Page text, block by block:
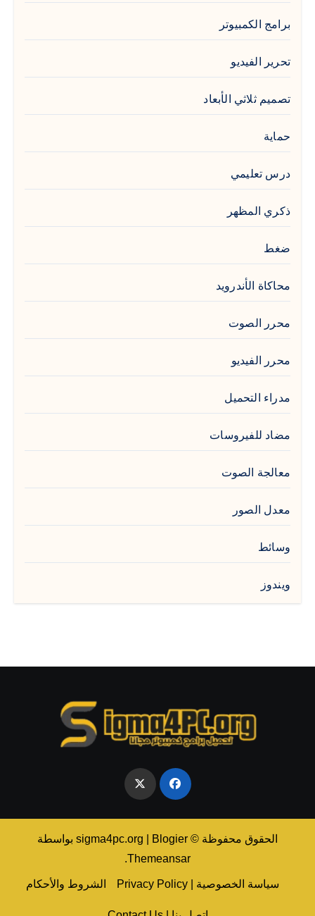
برامج الكمبيوتر
تحرير الفيديو
تصميم ثلاثي الأبعاد
حماية
درس تعليمي
ذكري المظهر
ضغط
محاكاة الأندرويد
محرر الصوت
محرر الفيديو
مدراء التحميل
مضاد للفيروسات
معالجة الصوت
معدل الصور
وسائط
ويندوز
الحقوق محفوظة © sigma4pc.org Blogier
بواسطة
Themeansar
.
سياسة الخصوصية | Privacy Policy الشروط والأحكام